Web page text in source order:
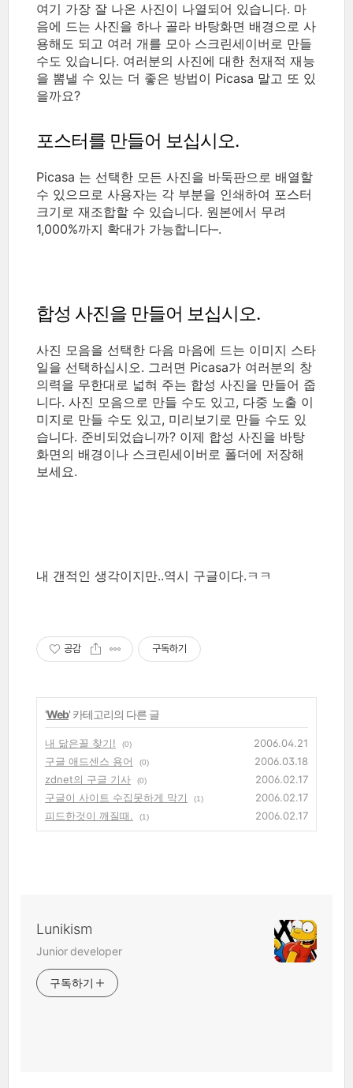
여기 가장 잘 나온 사진이 나열되어 있습니다. 마
음에 드는 사진을 하나 골라 바탕화면 배경으로 사
용해도 되고 여러 개를 모아 스크린세이버로 만들
수도 있습니다. 여러분의 사진에 대한 천재적 재능
을 뽐낼 수 있는 더 좋은 방법이 Picasa 말고 또 있
을까요?
포스터를 만들어 보십시오.
Picasa 는 선택한 모든 사진을 바둑판으로 배열할
수 있으므로 사용자는 각 부분을 인쇄하여 포스터
크기로 재조합할 수 있습니다. 원본에서 무려
1,000%까지 확대가 가능합니다–.
합성 사진을 만들어 보십시오.
사진 모음을 선택한 다음 마음에 드는 이미지 스타
일을 선택하십시오. 그러면 Picasa가 여러분의 창
의력을 무한대로 넓혀 주는 합성 사진을 만들어 줍
니다. 사진 모음으로 만들 수도 있고, 다중 노출 이
미지로 만들 수도 있고, 미리보기로 만들 수도 있
습니다. 준비되었습니까? 이제 합성 사진을 바탕
화면의 배경이나 스크린세이버로 폴더에 저장해
보세요.
내 갠적인 생각이지만..역시 구글이다.ㅋㅋ
공감 구독하기
'Web' 카테고리의 다른 글
내 닮은꼴 찾기! (0)
2006.04.21
구글 애드센스 용어
(0)
2006.03.18
zdnet의 구글 기사
(0)
2006.02.17
구글이 사이트 수집못하게 막기
(1)
2006.02.17
피드한것이 깨질때.
(1) 2006.02.17
Lunikism
Junior developer
구독하기